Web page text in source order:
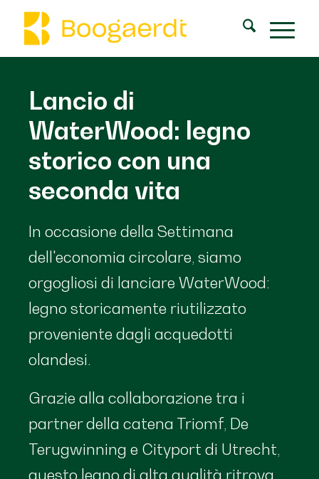
Lancio di
WaterWood: legno
storico con una
seconda vita
In occasione della Settimana
dell'economia circolare, siamo
orgogliosi di lanciare WaterWood:
legno storicamente riutilizzato
proveniente dagli acquedotti
olandesi.
Grazie alla collaborazione tra i
partner della catena Triomf, De
Terugwinning e Cityport di Utrecht,
questo legno di alta qualità ritrova